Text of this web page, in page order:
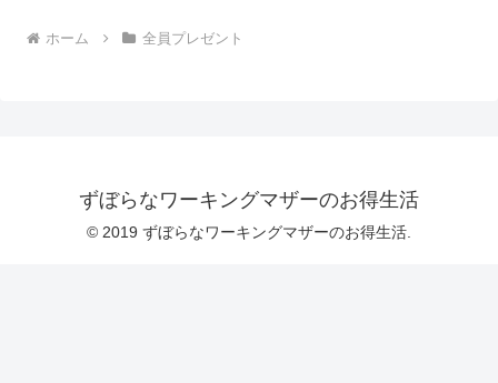
ホーム 全員プレゼント
ずぼらなワーキングマザーのお得生活
© 2019 ずぼらなワーキングマザーのお得生活.